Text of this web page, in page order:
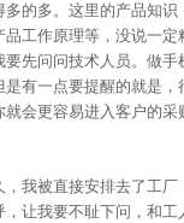
的多。这里的产品知
工作原理等，没说一
先问问技术人员。做
有一点要提醒的就是
会更容易进入客户的采
我被直接安排去了工
让我要不耻下问，和